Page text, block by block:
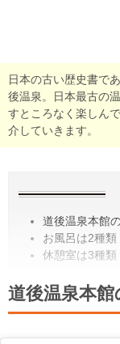
日本の古い歴史書で
後温泉。日本最古の
すところなく楽しん
介していきます。
道後温泉本館
お風呂は2種類
休憩室は3種類
道後温泉本館